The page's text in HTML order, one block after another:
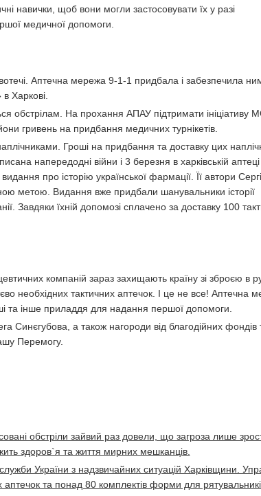
навички, щоб вони могли застосовувати їх у разі
медичної допомоги.
Аптечна мережа 9-1-1 придбала і забезпечила
Харкові.
обстрілам. На прохання АПАУ підтримати ініціативу
гривень на придбання медичних турнікетів.
Гроші на придбання та доставку цих
напередодні війни і 3 березня в харківській аптеці
про історію української фармації. Її автори
метою. Видання вже придбали шанувальники історії
Завдяки їхній допомозі сплачено за доставку 100
компаній зараз захищають країну зі зброєю в
необхідних тактичних аптечок. І це не все! Аптечна
та інше приладдя для надання першої допомоги.
Синєгубова, а також нагороди від благодійних фондів
Перемогу.
обстріли зайвий раз довели, що загроза лише
здоров`я та життя мирних мешканців.
України з надзвичайних ситуацій Харківщини.
та понад 80 комплектів форми для